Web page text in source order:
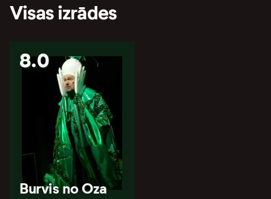
Visas izrādes
8.0
Burvis no Oza